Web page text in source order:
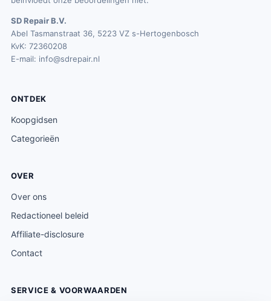
SD Repair B.V.
Abel Tasmanstraat 36, 5223 VZ s-Hertogenbosch
KvK: 72360208
E-mail: info@sdrepair.nl
ONTDEK
Koopgidsen
Categorieën
OVER
Over ons
Redactioneel beleid
Affiliate-disclosure
Contact
SERVICE & VOORWAARDEN